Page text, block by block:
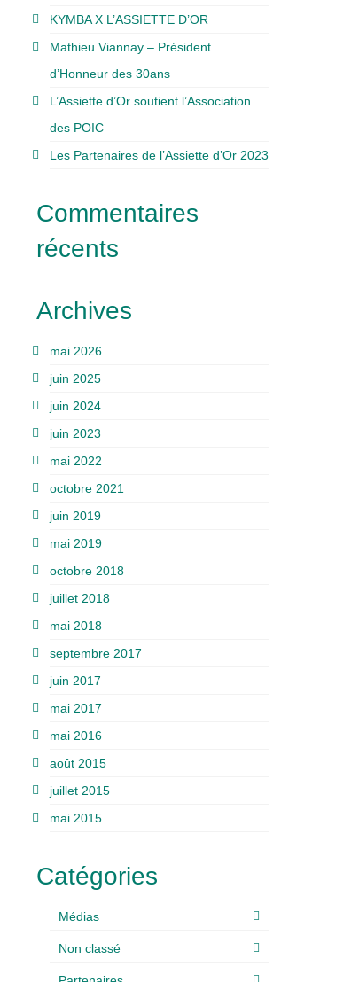
KYMBA X L’ASSIETTE D’OR
Mathieu Viannay – Président
d’Honneur des 30ans
L’Assiette d’Or soutient l’Association
des POIC
Les Partenaires de l’Assiette d’Or 2023
Commentaires
récents
Archives
mai 2026
juin 2025
juin 2024
juin 2023
mai 2022
octobre 2021
juin 2019
mai 2019
octobre 2018
juillet 2018
mai 2018
septembre 2017
juin 2017
mai 2017
mai 2016
août 2015
juillet 2015
mai 2015
Catégories
Médias
Non classé